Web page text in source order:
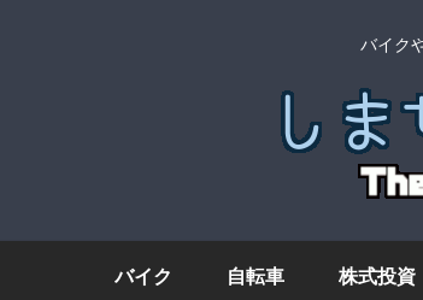
バイク
バイク 自転車 株式投資